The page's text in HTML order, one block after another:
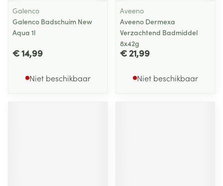
Galenco
Galenco Badschuim New
Aqua 1l
€ 14,99
Niet beschikbaar
Aveeno
Aveeno Dermexa
Verzachtend Badmiddel
8x42g
€ 21,99
Niet beschikbaar